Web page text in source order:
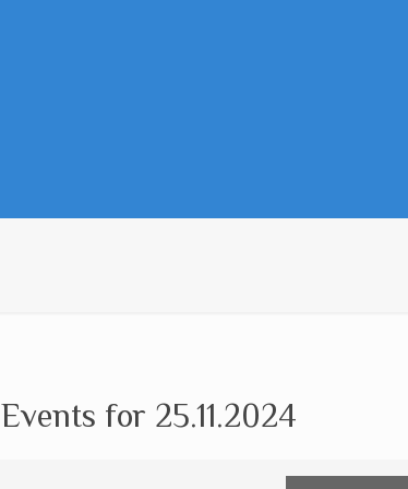
Events for 25.11.2024